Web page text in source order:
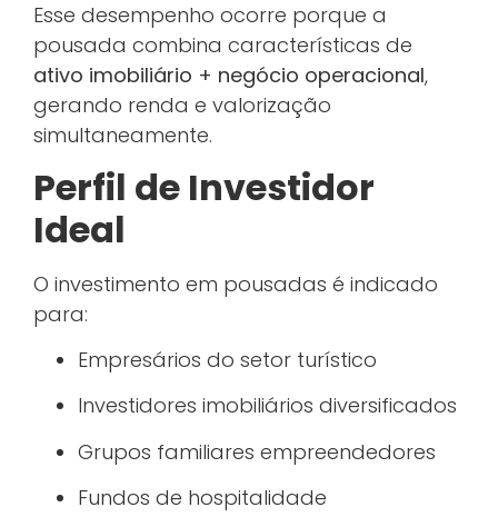
Esse desempenho ocorre porque a
pousada combina características de
ativo imobiliário + negócio operacional,
gerando renda e valorização
simultaneamente.
Perfil de Investidor
Ideal
O investimento em pousadas é indicado
para:
Empresários do setor turístico
Investidores imobiliários diversificados
Grupos familiares empreendedores
Fundos de hospitalidade